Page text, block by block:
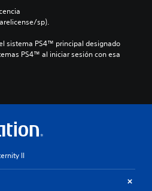
sp).
sistema PS4™ principal designado
PS4™ al iniciar sesión con esa
II